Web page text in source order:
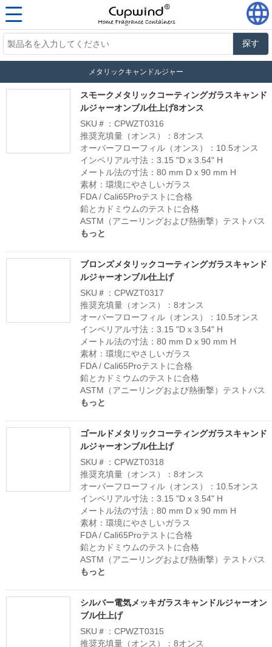
探す
メタリックキャンドルジャー
スモークメタリックコーティングガラスキャンド
ルジャーオンブル仕上げ8オンス
SKU＃：CPWZT0316
推奨充填量（オンス）：8オンス
オーバーフローフィル（オンス）：10.5オンス
インペリアル寸法：3.15 "D x 3.54" H
メートル法の寸法：80 mm D x 90 mm H
素材：環境にやさしいガラス
FDA / Cali65Proテストに合格
鉛とカドミウムのテストに合格
ASTM（アニーリングおよび熱衝撃）テストパス
もっと
ブロンズメタリックコーティングガラスキャンド
ルジャーオンブル仕上げ
SKU＃：CPWZT0317
推奨充填量（オンス）：8オンス
オーバーフローフィル（オンス）：10.5オンス
インペリアル寸法：3.15 "D x 3.54" H
メートル法の寸法：80 mm D x 90 mm H
素材：環境にやさしいガラス
FDA / Cali65Proテストに合格
鉛とカドミウムのテストに合格
ASTM（アニーリングおよび熱衝撃）テストパス
もっと
ゴールドメタリックコーティングガラスキャンド
ルジャーオンブル仕上げ
SKU＃：CPWZT0318
推奨充填量（オンス）：8オンス
オーバーフローフィル（オンス）：10.5オンス
インペリアル寸法：3.15 "D x 3.54" H
メートル法の寸法：80 mm D x 90 mm H
素材：環境にやさしいガラス
FDA / Cali65Proテストに合格
鉛とカドミウムのテストに合格
ASTM（アニーリングおよび熱衝撃）テストパス
もっと
シルバー電気メッキガラスキャンドルジャーオン
ブル仕上げ
SKU＃：CPWZT0315
推奨充填量（オンス）：8オンス